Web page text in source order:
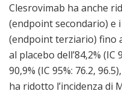
Clesrovimab ha anche
(endpoint secondario) e
(endpoint terziario) fino
al placebo dell’84,2% (IC
90,9% (IC 95%: 76.2,
ha ridotto l’incidenza di